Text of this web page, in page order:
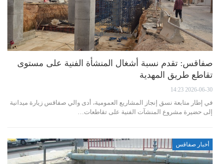
صفاقس: تقدم نسبة أشغال المنشأة الفنية على مستوى
تقاطع طريق المهدية
2026-06-30 14:23
في إطار متابعة نسق إنجاز المشاريع العمومية، أدى والي صفاقس زيارة ميدانية
إلى حضيرة مشروع المنشآت الفنية على تقاطعات…
أخبار صفاقس